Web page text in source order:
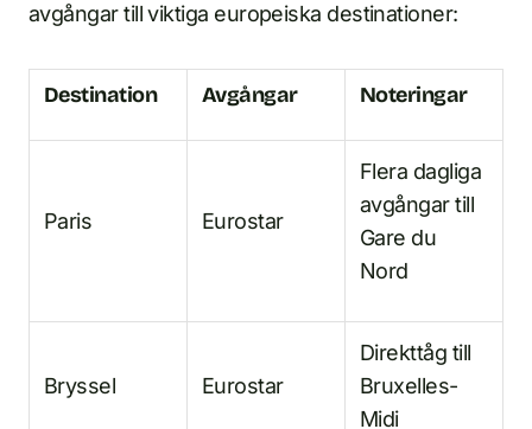
avgångar till viktiga europeiska destinationer:
Destination Avgångar Noteringar
Paris Eurostar
Flera dagliga
avgångar till
Gare du
Nord
Bryssel Eurostar
Direkttåg till
Bruxelles-
Midi